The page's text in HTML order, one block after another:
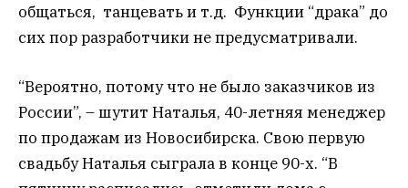
общаться, танцевать и т.д. Функции “драка” до
сих пор разработчики не предусматривали.
“Вероятно, потому что не было заказчиков из
России”, – шутит Наталья, 40-летняя менеджер
по продажам из Новосибирска. Свою первую
свадьбу Наталья сыграла в конце 90-х. “В